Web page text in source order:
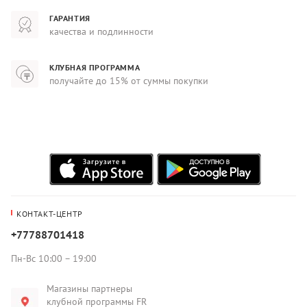
ГАРАНТИЯ
качества и подлинности
КЛУБНАЯ ПРОГРАММА
получайте до 15% от суммы покупки
КОНТАКТ-ЦЕНТР
+77788701418
Пн-Вс 10:00 – 19:00
Магазины партнеры
клубной программы FR